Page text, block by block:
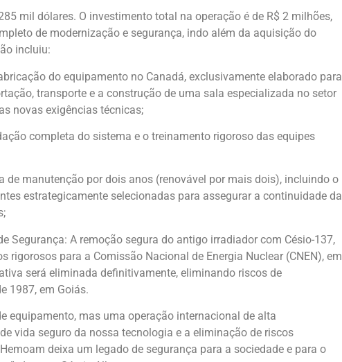
mil dólares. O investimento total na operação é de R$ 2 milhões,
de modernização e segurança, indo além da aquisição do
incluiu:
do equipamento no Canadá, exclusivamente elaborado para
transporte e a construção de uma sala especializada no setor
novas exigências técnicas;
completa do sistema e o treinamento rigoroso das equipes
de manutenção por dois anos (renovável por mais dois), incluindo o
estrategicamente selecionadas para assegurar a continuidade da
Segurança: A remoção segura do antigo irradiador com Césio-137,
rigorosos para a Comissão Nacional de Energia Nuclear (CNEN), em
será eliminada definitivamente, eliminando riscos de
1987, em Goiás.
equipamento, mas uma operação internacional de alta
vida seguro da nossa tecnologia e a eliminação de riscos
deixa um legado de segurança para a sociedade e para o